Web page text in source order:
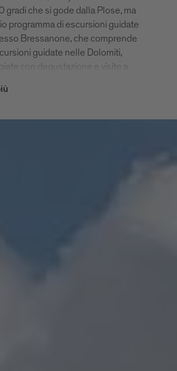
gradi che si gode dalla Plose, ma
programma di escursioni guidate
Bressanone, che comprende
guidate nelle Dolomiti,
con degustazione e visite a
anche perché alcune
guide locali esperte